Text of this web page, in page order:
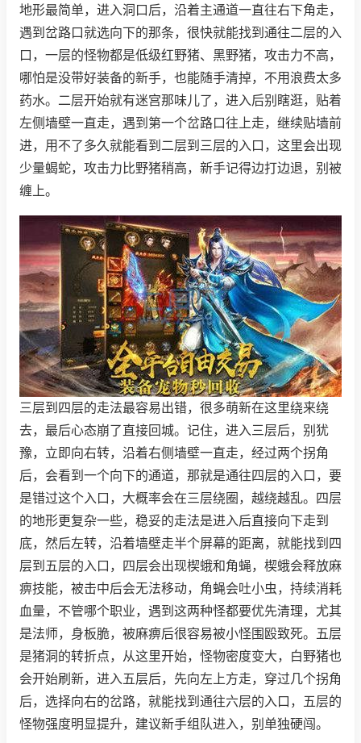
地形最简单，进入洞口后，沿着主通道一直往右下角走，
遇到岔路口就选向下的那条，很快就能找到通往二层的入
口，一层的怪物都是低级红野猪、黑野猪，攻击力不高，
哪怕是没带好装备的新手，也能随手清掉，不用浪费太多
药水。二层开始就有迷宫那味儿了，进入后别瞎逛，贴着
左侧墙壁一直走，遇到第一个岔路口往上走，继续贴墙前
进，用不了多久就能看到二层到三层的入口，这里会出现
少量蝎蛇，攻击力比野猪稍高，新手记得边打边退，别被
缠上。
三层到四层的走法最容易出错，很多萌新在这里绕来绕
去，最后心态崩了直接回城。记住，进入三层后，别犹
豫，立即向右转，沿着右侧墙壁一直走，经过两个拐角
后，会看到一个向下的通道，那就是通往四层的入口，要
是错过这个入口，大概率会在三层绕圈，越绕越乱。四层
的地形更复杂一些，稳妥的走法是进入后直接向下走到
底，然后左转，沿着墙壁走半个屏幕的距离，就能找到四
层到五层的入口，四层会出现楔蛾和角蝇，楔蛾会释放麻
痹技能，被击中后会无法移动，角蝇会吐小虫，持续消耗
血量，不管哪个职业，遇到这两种怪都要优先清理，尤其
是法师，身板脆，被麻痹后很容易被小怪围殴致死。五层
是猪洞的转折点，从这里开始，怪物密度变大，白野猪也
会开始刷新，进入五层后，先向左上方走，穿过几个拐角
后，选择向右的岔路，就能找到通往六层的入口，五层的
怪物强度明显提升，建议新手组队进入，别单独硬闯。